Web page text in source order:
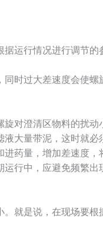
运行情况进行调节的
时过大差速度会使
对澄清区物料的扰
大量带泥，这时就
药量，增加差速度
行中，应避免频繁
就是说，在现场要